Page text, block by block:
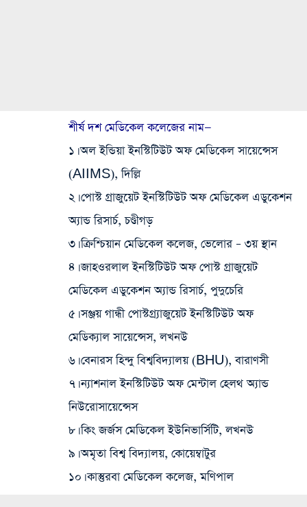
শীর্ষ দশ মেডিকেল কলেজের নাম—
১। অল ইন্ডিয়া ইনস্টিটিউট অফ মেডিকেল সায়েন্সেস
(AIIMS), দিল্লি
২। পোস্ট গ্রাজুয়েট ইনস্টিটিউট অফ মেডিকেল এডুকেশন
অ্যান্ড রিসার্চ, চণ্ডীগড়
৩। ক্রিশ্চিয়ান মেডিকেল কলেজ, ভেলোর – ৩য় স্থান
৪। জাহ‌ওরলাল ইনস্টিটিউট অফ পোস্ট গ্রাজুয়েট
মেডিকেল এডুকেশন অ্যান্ড রিসার্চ, পুদুচেরি
৫। সঞ্জয় গান্ধী পোস্টগ্র্যাজুয়েট ইনস্টিটিউট অফ
মেডিক্যাল সায়েন্সেস, লখনউ
৬। বেনারস হিন্দু বিশ্ববিদ্যালয় (BHU), বারাণসী
৭। ন্যাশনাল ইনস্টিটিউট অফ মেন্টাল হেলথ অ্যান্ড
নিউরোসায়েন্সেস
৮। কিং জর্জস মেডিকেল ইউনিভার্সিটি, লখনউ
৯। অমৃতা বিশ্ব বিদ্যালয়, কোয়েম্বাটুর
১০। কাস্তুরবা মেডিকেল কলেজ, মণিপাল